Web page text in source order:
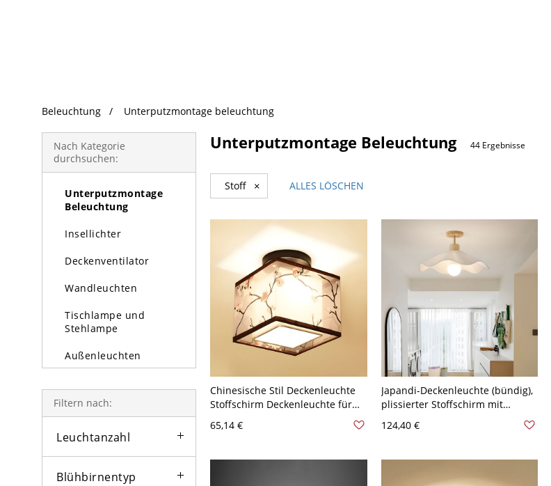
Beleuchtung Unterputzmontage beleuchtung
Nach Kategorie
durchsuchen:
Beleuchtung
Kronleuchter
Pendelleuchte
Unterputzmontage
Beleuchtung
Insellichter
Deckenventilator
Wandleuchten
Tischlampe und
Stehlampe
Außenleuchten
Filtern nach:
Leuchtanzahl
Blühbirnentyp
Unterputzmontage Beleuchtung 44 Ergebnisse
Stoff × ALLES LÖSCHEN
Chinesische Stil Deckenleuchte
Stoffschirm Deckenleuchte für
Pflaumenblüte Quadrat
65,14 €
Japandi-Deckenleuchte (bündig),
plissierter Stoffschirm mit
Schlafzimmer & Flur - 40,64 cm
124,40 €